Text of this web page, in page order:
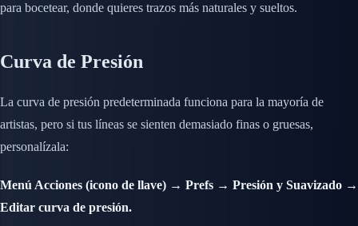
para bocetear, donde quieres trazos más naturales y sueltos.
Curva de Presión
La curva de presión predeterminada funciona para la mayoría de
artistas, pero si tus líneas se sienten demasiado finas o gruesas,
personalízala:
Menú Acciones (icono de llave) → Prefs → Presión y Suavizado →
Editar curva de presión.